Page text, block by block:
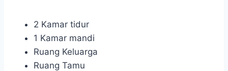
2 Kamar tidur
1 Kamar mandi
Ruang Keluarga
Ruang Tamu